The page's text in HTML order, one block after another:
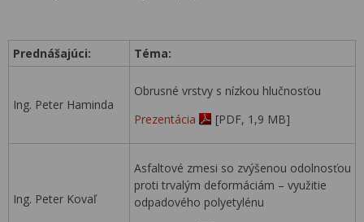
Prednášajúci: Téma:
Ing. Peter Haminda
Obrusné vrstvy s nízkou hlučnosťou
Prezentácia
[PDF, 1,9 MB]
Ing. Peter Kovaľ
Asfaltové zmesi so zvýšenou odolnosťou
proti trvalým deformáciám – využitie
odpadového polyetylénu